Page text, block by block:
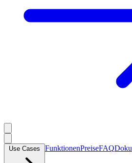
FunktionenPreiseFAQDoku